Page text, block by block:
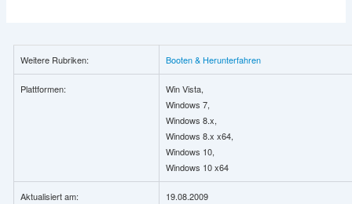
Weitere Rubriken: Booten & Herunterfahren
Plattformen:
Win Vista,
Windows 7,
Windows 8.x,
Windows 8.x x64,
Windows 10,
Windows 10 x64
Aktualisiert am: 19.08.2009